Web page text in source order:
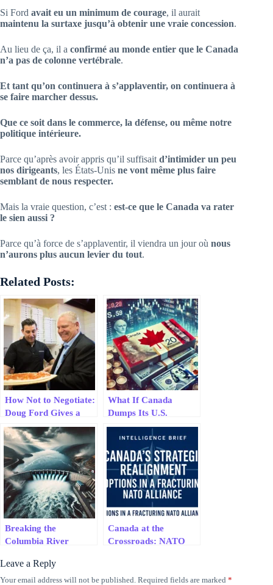
Si Ford avait eu un minimum de courage, il aurait
maintenu la surtaxe jusqu’à obtenir une vraie concession.
Au lieu de ça, il a confirmé au monde entier que le Canada
n’a pas de colonne vertébrale.
Et tant qu’on continuera à s’applaventir, on continuera à
se faire marcher dessus.
Que ce soit dans le commerce, la défense, ou même notre
politique intérieure.
Parce qu’après avoir appris qu’il suffisait d’intimider un peu
nos dirigeants, les États-Unis ne vont même plus faire
semblant de nous respecter.
Mais la vraie question, c’est : est-ce que le Canada va rater
le sien aussi ?
Parce qu’à force de s’applaventir, il viendra un jour où nous
n’aurons plus aucun levier du tout.
Related Posts:
How Not to Negotiate:
Doug Ford Gives a
Masterclass in Folding
Like a Cheap Suit
What If Canada
Dumps Its U.S.
Treasury Bonds?
Breaking the
Columbia River
Just Gambled with the
Future of the Pacific
Canada at the
Crossroads: NATO
with Europe?
Leave a Reply
Your email address will not be published. Required fields are marked *